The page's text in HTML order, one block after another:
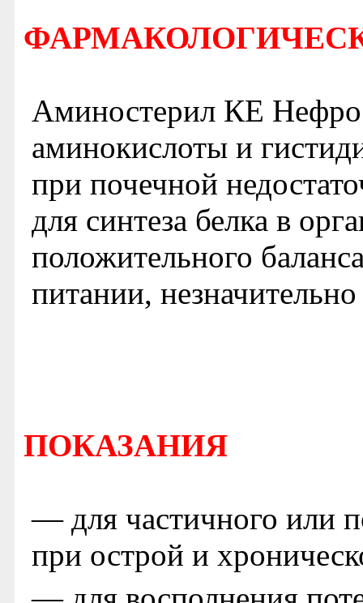
Аминостерил КЕ Нефро
аминокислоты и
при почечной
для синтеза белка в
положительного
питании,
ПОКАЗАНИЯ
— для частичного или
при острой и